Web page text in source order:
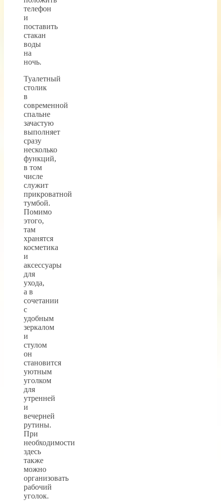
телефон
и
поставить
стакан
воды
на
ночь.
Туалетный
столик
в
современной
спальне
зачастую
выполняет
сразу
несколько
функций,
в том
числе
служит
прикроватной
тумбой.
Помимо
этого,
там
хранятся
косметика
и
аксессуары
для
ухода,
а в
сочетании
с
удобным
зеркалом
и
стулом
он
становится
уютным
уголком
для
утренней
и
вечерней
рутины.
При
необходимости
здесь
также
можно
организовать
рабочий
уголок.